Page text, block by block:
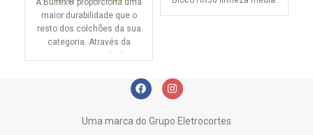
maior durabilidade que o
resto dos colchões da sua
categoria. Através da
primeira Camada de
Uma marca do Grupo Eletrocortes